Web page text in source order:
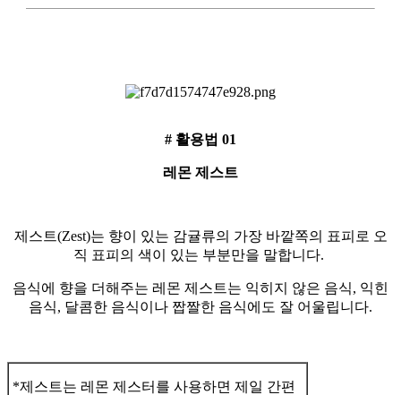
# 활용법 01
레몬 제스트
제스트(Zest)는 향이 있는 감귤류의 가장 바깥쪽의 표피로 오
직 표피의 색이 있는 부분만을 말합니다.
음식에 향을 더해주는 레몬 제스트는 익히지 않은 음식, 익힌
음식, 달콤한 음식이나 짭짤한 음식에도 잘 어울립니다.
*제스트는 레몬 제스터를 사용하면 제일 간편